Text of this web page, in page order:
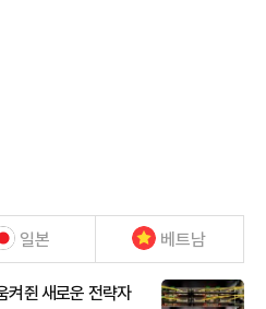
일본 베트남
켜쥔 새로운 전략자